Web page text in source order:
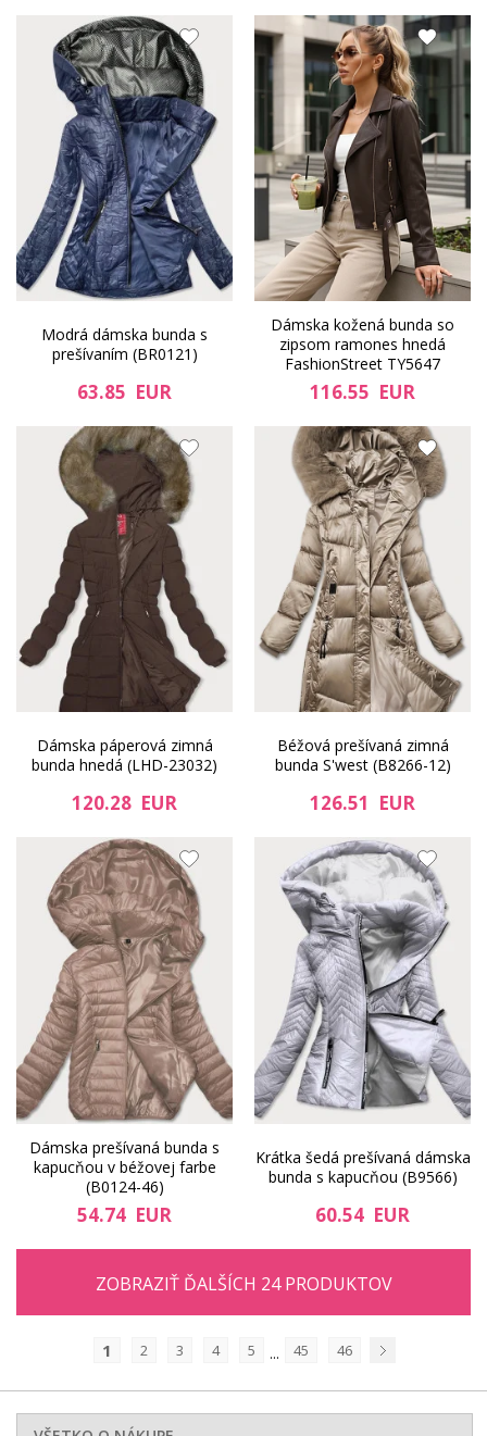
Modrá dámska bunda s
prešívaním (BR0121)
63.85 EUR
Dámska kožená bunda so
zipsom ramones hnedá
FashionStreet TY5647
116.55 EUR
Dámska páperová zimná
bunda hnedá (LHD-23032)
120.28 EUR
Béžová prešívaná zimná
bunda S'west (B8266-12)
126.51 EUR
Dámska prešívaná bunda s
kapucňou v béžovej farbe
(B0124-46)
54.74 EUR
Krátka šedá prešívaná dámska
bunda s kapucňou (B9566)
60.54 EUR
ZOBRAZIŤ ĎALŠÍCH 24 PRODUKTOV
1 2 3 4 5 ... 45
46